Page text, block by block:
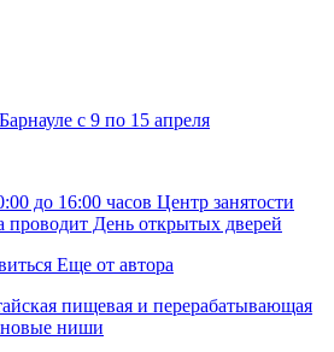
с 9 по 15 апреля
до 16:00 часов Центр занятости
проводит День открытых дверей
Еще от автора
пищевая и перерабатывающая
ниши